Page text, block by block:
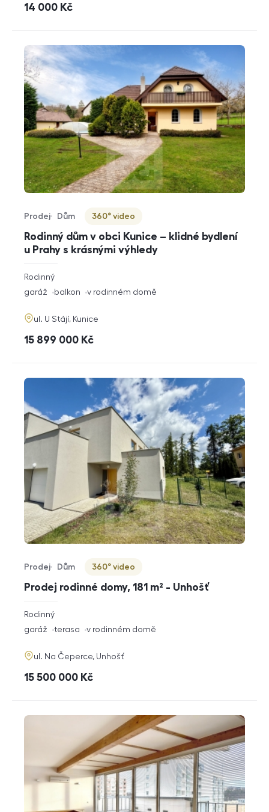
cena
14 000 Kč
Rodinný dům v obci Kunice – klidné bydlení
u Prahy s krásnými výhledy
Typ nabídky
Prodej
Typ nemovitosti
Dům
Virtuální prohlídka
360° video
rozměry
dispozice
Rodinný
funkce
garáž balkon v rodinném domě
adresa
ul. U Stájí, Kunice
cena
15 899 000 Kč
Prodej rodinné domy, 181 m² - Unhošť
Typ nabídky
Prodej
Typ nemovitosti
Dům
Virtuální prohlídka
360° video
rozměry
dispozice
Rodinný
funkce
garáž terasa v rodinném domě
adresa
ul. Na Čeperce, Unhošť
cena
15 500 000 Kč